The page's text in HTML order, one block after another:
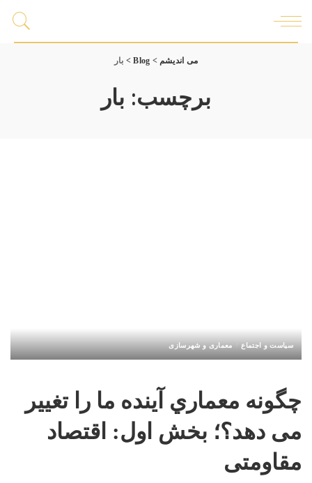
می اندیشم >
Blog
> بار
برچسب: بار
سیاست و اجتماع معماری و شهرسازی
چگونه معماري آینده ما را تغییر
می دهد؟؛ بخش اول: اقتصاد
مقاومتی